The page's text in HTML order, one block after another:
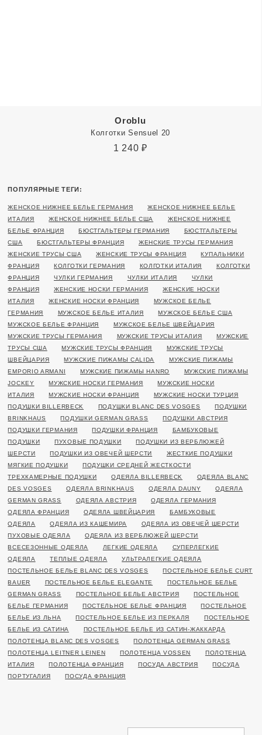
Oroblu
Колготки Sensuel 20
1 240 ₽
ПОПУЛЯРНЫЕ ТЕГИ:
ЖЕНСКОЕ НИЖНЕЕ БЕЛЬЕ ГЕРМАНИЯ
ЖЕНСКОЕ НИЖНЕЕ БЕЛЬЕ
ИТАЛИЯ
ЖЕНСКОЕ НИЖНЕЕ БЕЛЬЕ США
ЖЕНСКОЕ НИЖНЕЕ
БЕЛЬЕ ФРАНЦИЯ
БЮСТГАЛЬТЕРЫ ГЕРМАНИЯ
БЮСТГАЛЬТЕРЫ
США
БЮСТГАЛЬТЕРЫ ФРАНЦИЯ
ЖЕНСКИЕ ТРУСЫ ГЕРМАНИЯ
ЖЕНСКИЕ ТРУСЫ США
ЖЕНСКИЕ ТРУСЫ ФРАНЦИЯ
КУПАЛЬНИКИ
ФРАНЦИЯ
КОЛГОТКИ ГЕРМАНИЯ КОЛГОТКИ ИТАЛИЯ
КОЛГОТКИ
ФРАНЦИЯ
ЧУЛКИ ГЕРМАНИЯ ЧУЛКИ ИТАЛИЯ
ЧУЛКИ
ФРАНЦИЯ
ЖЕНСКИЕ НОСКИ ГЕРМАНИЯ
ЖЕНСКИЕ НОСКИ
ИТАЛИЯ
ЖЕНСКИЕ НОСКИ ФРАНЦИЯ
МУЖСКОЕ БЕЛЬЕ
ГЕРМАНИЯ
МУЖСКОЕ БЕЛЬЕ ИТАЛИЯ
МУЖСКОЕ БЕЛЬЕ США
МУЖСКОЕ БЕЛЬЕ ФРАНЦИЯ
МУЖСКОЕ БЕЛЬЕ ШВЕЙЦАРИЯ
МУЖСКИЕ ТРУСЫ ГЕРМАНИЯ
МУЖСКИЕ ТРУСЫ ИТАЛИЯ
МУЖСКИЕ
ТРУСЫ США
МУЖСКИЕ ТРУСЫ ФРАНЦИЯ
МУЖСКИЕ ТРУСЫ
ШВЕЙЦАРИЯ
МУЖСКИЕ ПИЖАМЫ CALIDA
МУЖСКИЕ ПИЖАМЫ
EMPORIO ARMANI
МУЖСКИЕ ПИЖАМЫ HANRO
МУЖСКИЕ ПИЖАМЫ
JOCKEY
МУЖСКИЕ НОСКИ ГЕРМАНИЯ
МУЖСКИЕ НОСКИ
ИТАЛИЯ
МУЖСКИЕ НОСКИ ФРАНЦИЯ
МУЖСКИЕ НОСКИ ТУРЦИЯ
ПОДУШКИ BILLERBECK
ПОДУШКИ BLANC DES VOSGES
ПОДУШКИ
BRINKHAUS
ПОДУШКИ GERMAN GRASS
ПОДУШКИ АВСТРИЯ
ПОДУШКИ ГЕРМАНИЯ
ПОДУШКИ ФРАНЦИЯ
БАМБУКОВЫЕ
ПОДУШКИ
ПУХОВЫЕ ПОДУШКИ
ПОДУШКИ ИЗ ВЕРБЛЮЖЕЙ
ШЕРСТИ
ПОДУШКИ ИЗ ОВЕЧЕЙ ШЕРСТИ
ЖЕСТКИЕ ПОДУШКИ
МЯГКИЕ ПОДУШКИ
ПОДУШКИ СРЕДНЕЙ ЖЕСТКОСТИ
ТРЕХКАМЕРНЫЕ ПОДУШКИ
ОДЕЯЛА BILLERBECK
ОДЕЯЛА BLANC
DES VOSGES
ОДЕЯЛА BRINKHAUS ОДЕЯЛА DAUNY
ОДЕЯЛА
GERMAN GRASS
ОДЕЯЛА АВСТРИЯ
ОДЕЯЛА ГЕРМАНИЯ
ОДЕЯЛА ФРАНЦИЯ
ОДЕЯЛА ШВЕЙЦАРИЯ
БАМБУКОВЫЕ
ОДЕЯЛА
ОДЕЯЛА ИЗ КАШЕМИРА
ОДЕЯЛА ИЗ ОВЕЧЕЙ ШЕРСТИ
ПУХОВЫЕ ОДЕЯЛА
ОДЕЯЛА ИЗ ВЕРБЛЮЖЕЙ ШЕРСТИ
ВСЕСЕЗОННЫЕ ОДЕЯЛА
ЛЕГКИЕ ОДЕЯЛА
СУПЕРЛЕГКИЕ
ОДЕЯЛА
ТЕПЛЫЕ ОДЕЯЛА
УЛЬТРАЛЕГКИЕ ОДЕЯЛА
ПОСТЕЛЬНОЕ БЕЛЬЕ BLANC DES VOSGES
ПОСТЕЛЬНОЕ БЕЛЬЕ CURT
BAUER
ПОСТЕЛЬНОЕ БЕЛЬЕ ELEGANTE
ПОСТЕЛЬНОЕ БЕЛЬЕ
GERMAN GRASS
ПОСТЕЛЬНОЕ БЕЛЬЕ АВСТРИЯ
ПОСТЕЛЬНОЕ
БЕЛЬЕ ГЕРМАНИЯ
ПОСТЕЛЬНОЕ БЕЛЬЕ ФРАНЦИЯ
ПОСТЕЛЬНОЕ
БЕЛЬЕ ИЗ ЛЬНА
ПОСТЕЛЬНОЕ БЕЛЬЕ ИЗ ПЕРКАЛЯ
ПОСТЕЛЬНОЕ
БЕЛЬЕ ИЗ САТИНА
ПОСТЕЛЬНОЕ БЕЛЬЕ ИЗ САТИН-ЖАККАРДА
ПОЛОТЕНЦА BLANC DES VOSGES
ПОЛОТЕНЦА GERMAN GRASS
ПОЛОТЕНЦА LEITNER LEINEN
ПОЛОТЕНЦА VOSSEN
ПОЛОТЕНЦА
ИТАЛИЯ
ПОЛОТЕНЦА ФРАНЦИЯ ПОСУДА АВСТРИЯ
ПОСУДА
ПОРТУГАЛИЯ
ПОСУДА ФРАНЦИЯ